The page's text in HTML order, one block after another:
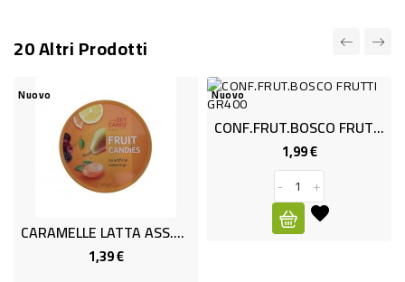
DIETETICO
SNACKS
ALIMENTI
CONSERVATI
CURA
CASA
20 Altri Prodotti
Nuovo
CARAMELLE LATTA ASS.GR.130
1,39 €Prezzo
Nuovo
CONF.FRUT.BOSCO FRUTTI GR400
1,99 €Prezzo
+